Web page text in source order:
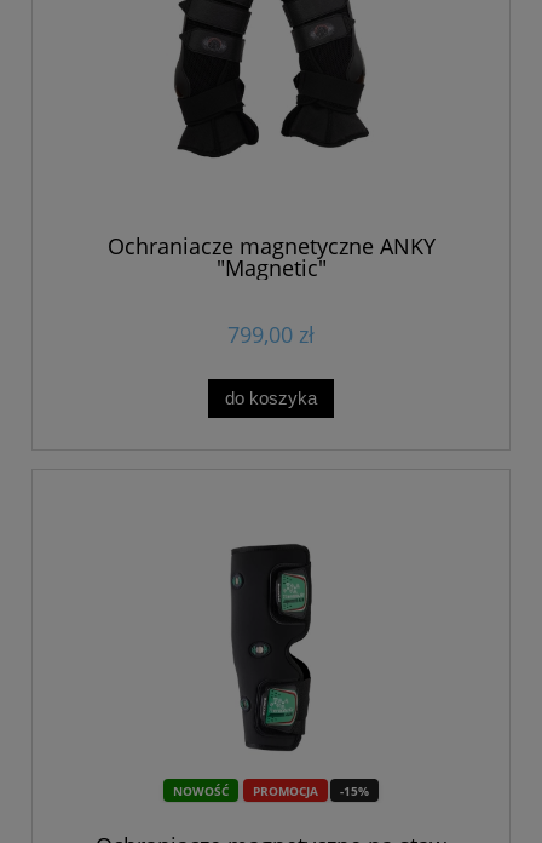
Ochraniacze magnetyczne ANKY
"Magnetic"
799,00 zł
do koszyka
PROMOCJA -15%
NOWOŚĆ